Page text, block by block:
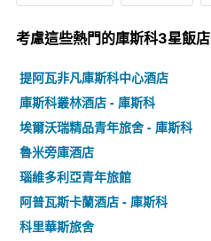
考慮這些熱門的庫斯科3星​飯店
提阿瓦非凡庫斯科中心酒店
庫斯科叢林酒店 - 庫斯科
埃爾沃瑞精品青年旅舍 - 庫斯科
魯米旁庫酒店
瑙維多利亞青年旅館
阿普瓦斯卡蘭酒店 - 庫斯科
科里華斯旅舍